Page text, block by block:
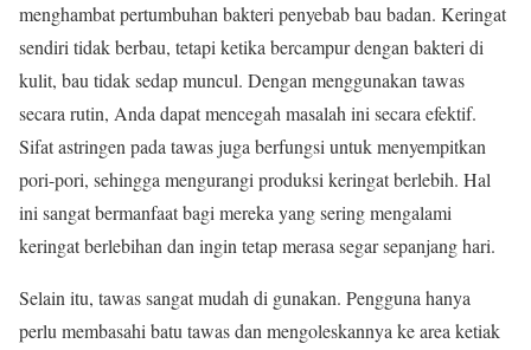
menghambat pertumbuhan bakteri penyebab bau badan. Keringat
sendiri tidak berbau, tetapi ketika bercampur dengan bakteri di
kulit, bau tidak sedap muncul. Dengan menggunakan tawas
secara rutin, Anda dapat mencegah masalah ini secara efektif.
Sifat astringen pada tawas juga berfungsi untuk menyempitkan
pori-pori, sehingga mengurangi produksi keringat berlebih. Hal
ini sangat bermanfaat bagi mereka yang sering mengalami
keringat berlebihan dan ingin tetap merasa segar sepanjang hari.
Selain itu, tawas sangat mudah di gunakan. Pengguna hanya
perlu membasahi batu tawas dan mengoleskannya ke area ketiak